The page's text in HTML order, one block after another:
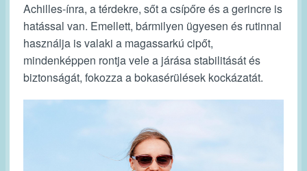
Achilles-ínra, a térdekre, sőt a csípőre és a gerincre is
hatással van. Emellett, bármilyen ügyesen és rutinnal
használja is valaki a magassarkú cipőt,
mindenképpen rontja vele a járása stabilitását és
biztonságát, fokozza a bokasérülések kockázatát.